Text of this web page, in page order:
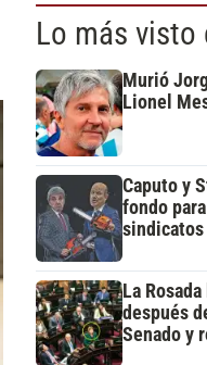
Lo más visto
Murió
Lionel
Caputo y
fondo
sindicatos
La
después
Senado y